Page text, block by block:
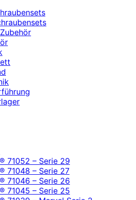
71052 – Serie 29
71048 – Serie 27
71046 – Serie 26
71045 – Serie 25